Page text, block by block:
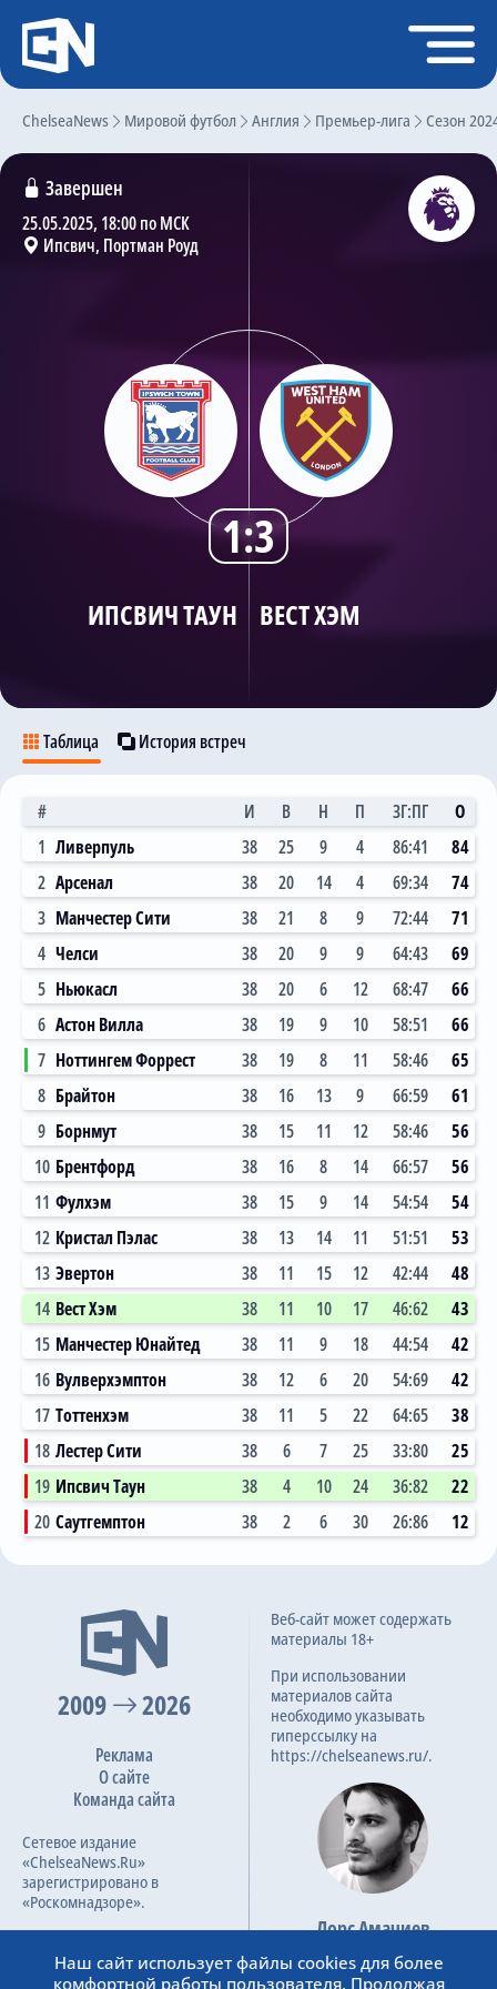
ChelseaNews Мировой футбол Англия Премьер-лига Сезон
ИПСВИЧ ТАУН ВЕСТ ХЭМ
Завершен
25.05.2025, 18:00 по МСК
Ипсвич, Портман Роуд
1:3
Таблица История встреч
# И В Н П ЗГ:ПГ
О
1 Ливерпуль 38 25 9 4 86:41
84
2 Арсенал 38 20 14 4 69:34
74
3 Манчестер Сити 38 21 8 9 72:44
71
4 Челси 38 20 9 9 64:43
69
5 Ньюкасл 38 20 6 12 68:47
66
6 Астон Вилла 38 19 9 10 58:51
66
7 Ноттингем Форрест 38 19 8 11 58:46
65
8 Брайтон 38 16 13 9 66:59
61
9 Борнмут 38 15 11 12 58:46
56
10 Брентфорд 38 16 8 14 66:57
56
11 Фулхэм 38 15 9 14 54:54
54
12 Кристал Пэлас 38 13 14 11 51:51
53
13 Эвертон 38 11 15 12 42:44
48
14 Вест Хэм 38 11 10 17 46:62
43
15 Манчестер Юнайтед 38 11 9 18 44:54
42
16 Вулверхэмптон 38 12 6 20 54:69
42
17 Тоттенхэм 38 11 5 22 64:65
38
18 Лестер Сити 38 6 7 25 33:80
25
19 Ипсвич Таун 38 4 10 24 36:82
22
20 Саутгемптон 38 2 6 30 26:86 12
05.10.2024
Премьер-лига, 7 тур
2009 2026
Реклама
О сайте
Команда сайта
Сетевое издание
«ChelseaNews.Ru»
зарегистрировано в
«Роскомнадзоре».
ФС 77 – 87138.
Веб-сайт может содержать
материалы 18+
При использовании
материалов сайта
необходимо указывать
гиперссылку на
https://chelseanews.ru/.
Лорс Амачиев
Основатель сайта
admin@chelseanews.ru
Регистрация
Главная
Чат
Трансферы
Статистика
Календарь игр
Состав команды
Поиск по сайту
О сайте
Наш сайт использует файлы cookies для более
комфортной работы пользователя. Продолжая